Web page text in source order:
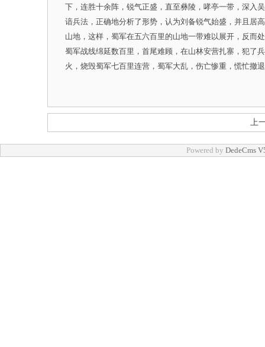
下，连胜十余阵，锐气正盛，直至彝陵，哮亭一带，深入
谙兵法，正确地分析了形势，认为刘备锐气始盛，并且居
山地，这样，蜀军在五六百里的山地一带难以展开，反而
蜀军战线绵延数百里，首尾难顾，在山林安营扎寨，犯了
火，烧毁蜀军七百里连营，蜀军大乱，伤亡惨重，慌忙撤
上
Powered by DedeCms